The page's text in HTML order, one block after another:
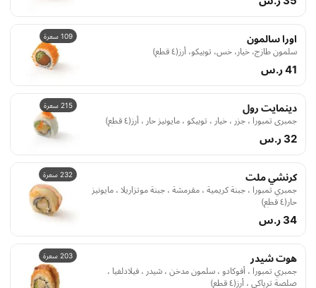
109 سعرة اورا سالمون
سلمون طازج، خيار، خس، توبيكو، أرز(٤ قطع)
41 ر.س
215 سعرة دينمايت رول
جمبري تمبورا ، جزر ، خيار ، توبيكو ، مايونيز حار ، أرز(٤ قطع)
32 ر.س
232 سعرة كرنشي ملت
جمبري تمبورا ، جبنة كريمية ، مقرمشة ، جبنة موتزاريلا ، مايونيز
حار(٤ قطع)
34 ر.س
203 سعرة هوت شيدر
جمبري تمبورا ، أفوكادو ، سلمون مدخن ، شيدر ، فيلادلفيا ،
صلصة ترياكي ، أرز(٤ قطع)